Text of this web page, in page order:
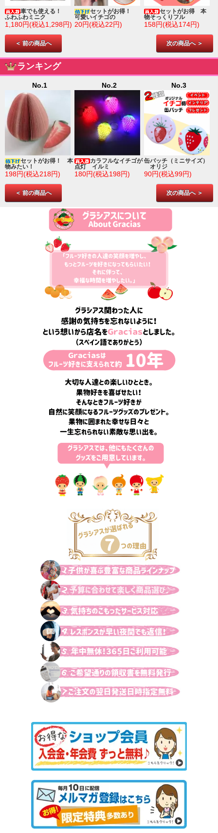
車でも使える！
ふわふわミニク
1,180円(税込1,298円)
セットがお得！
可愛いイチゴの
20円(税込22円)
セットがお得 本
物そっくりフル
158円(税込174円)
＜ 前の商品へ 次の商品へ ＞
ランキング
No.1
セットがお得！ 本
物みたい！
198円(税込218円)
No.2
カラフルなイチゴが
点灯 イルミ
180円(税込198円)
No.3
缶バッチ（ミニサイズ）
オリジ
90円(税込99円)
＜ 前の商品へ 次の商品へ ＞